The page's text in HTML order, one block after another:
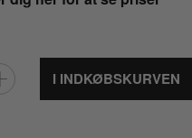
I INDKØBSKURVEN